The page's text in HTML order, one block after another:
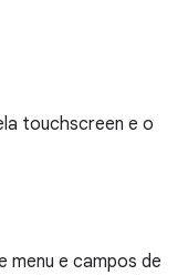
touchscreen e o
menu e campos de